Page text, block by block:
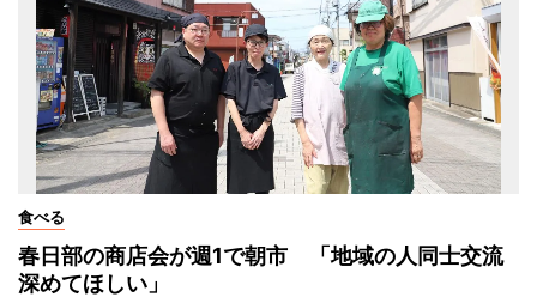
食べる
春日部の商店会が週1で朝市 「地域の人同士交流
深めてほしい」